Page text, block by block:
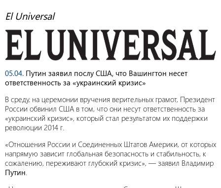
El Universal
05.04. Путин заявил послу США, что Вашингтон несет
ответственность за «украинский кризис»
В среду, на церемонии вручения верительных грамот, Президент
России обвинил США в том, что они несут ответственность за
«украинский кризис», который стал результатом их поддержки
революции 2014 г.
«Отношения России и Соединенных Штатов Америки, от которых
напрямую зависит глобальная безопасность и стабильность, к
сожалению, переживают глубокий кризис», — заявил Владимир
Путин.